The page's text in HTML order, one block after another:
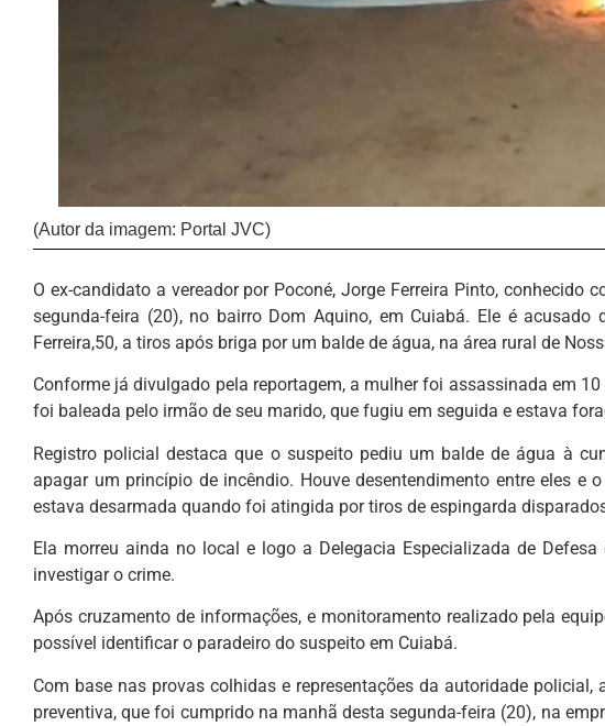
(Autor da imagem: Portal JVC)
O ex-candidato a vereador por Poconé, Jorge Ferreira Pinto, conhecido
segunda-feira (20), no bairro Dom Aquino, em Cuiabá. Ele é acusado
Ferreira,50, a tiros após briga por um balde de água, na área rural de
Conforme já divulgado pela reportagem, a mulher foi assassinada em
foi baleada pelo irmão de seu marido, que fugiu em seguida e estava
Registro policial destaca que o suspeito pediu um balde de água à
apagar um princípio de incêndio. Houve desentendimento entre eles e
estava desarmada quando foi atingida por tiros de espingarda
Ela morreu ainda no local e logo a Delegacia Especializada de
investigar o crime.
Após cruzamento de informações, e monitoramento realizado pela
possível identificar o paradeiro do suspeito em Cuiabá.
Com base nas provas colhidas e representações da autoridade
preventiva, que foi cumprido na manhã desta segunda-feira (20), na